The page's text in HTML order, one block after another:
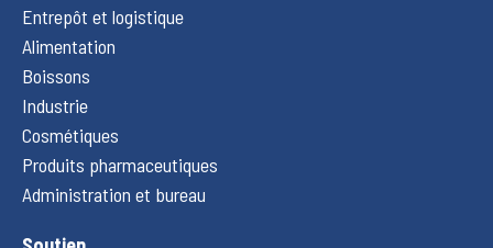
Entrepôt et logistique
Alimentation
Boissons
Industrie
Cosmétiques
Produits pharmaceutiques
Administration et bureau